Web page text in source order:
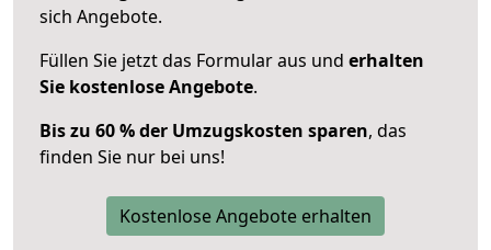
sich Angebote.
Füllen Sie jetzt das Formular aus und erhalten
Sie kostenlose Angebote.
Bis zu 60 % der Umzugskosten sparen, das
finden Sie nur bei uns!
Kostenlose Angebote erhalten